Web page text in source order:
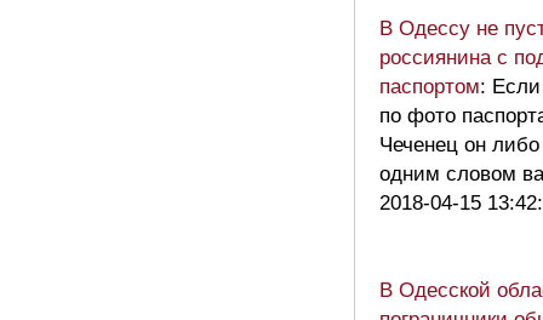
В Одессу не
россиянина с
паспортом: Если
по фото
Чеченец он
одним словом
2018-04-15
В Одесской